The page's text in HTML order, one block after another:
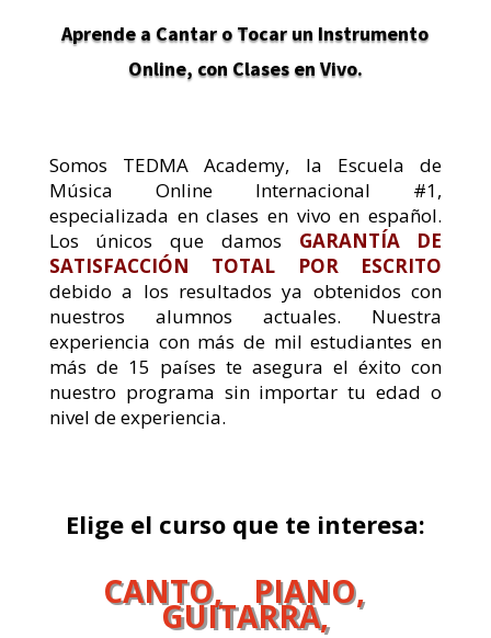
Aprende a Cantar o Tocar un Instrumento
Online, con Clases en Vivo.
Somos TEDMA Academy, la Escuela de
Música Online Internacional #1,
especializada en clases en vivo en español.
Los únicos que damos GARANTÍA DE
SATISFACCIÓN TOTAL POR ESCRITO
debido a los resultados ya obtenidos con
nuestros alumnos actuales. Nuestra
experiencia con más de mil estudiantes en
más de 15 países te asegura el éxito con
nuestro programa sin importar tu edad o
nivel de experiencia.
Elige el curso que te interesa:
CANTO, PIANO,
GUITARRA,